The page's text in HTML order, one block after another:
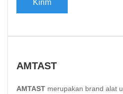
AMTAST
AMTAST merupakan brand alat